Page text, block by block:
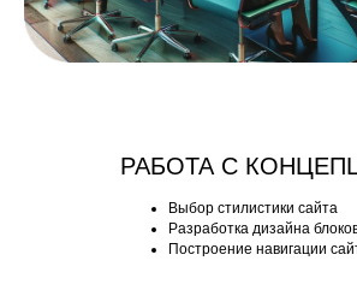
РАБОТА С
Выбор стилистики сайта
Разработка дизайна
Построение навигации